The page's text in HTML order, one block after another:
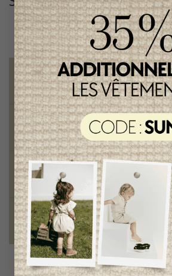
@lenfantillon
Livraison gratuite
sur toute commande de 100 $ et
Vêtements chics et tendances
pour mamans et enfants
Style et élégance
qualité remarquable
Fondation des étoiles
fiers de collaborer à une bonne